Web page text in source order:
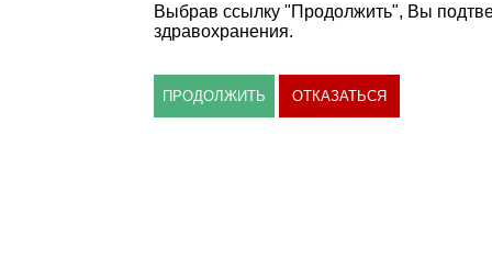
Выбрав ссылку "Продолжить", Вы
здравохранения.
ПРОДОЛЖИТЬ ОТКАЗАТЬСЯ